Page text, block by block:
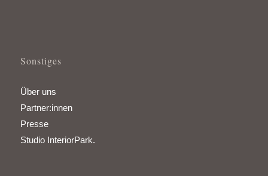
Sonstiges
Über uns
Partner:innen
Presse
Studio InteriorPark.